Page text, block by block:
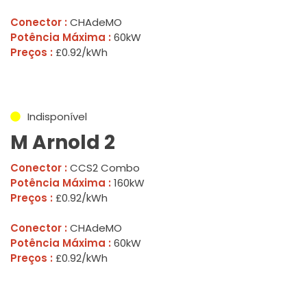
Conector : CHAdeMO
Potência Máxima : 60kW
Preços : £0.92/kWh
Indisponível
M Arnold 2
Conector : CCS2 Combo
Potência Máxima : 160kW
Preços : £0.92/kWh
Conector : CHAdeMO
Potência Máxima : 60kW
Preços : £0.92/kWh